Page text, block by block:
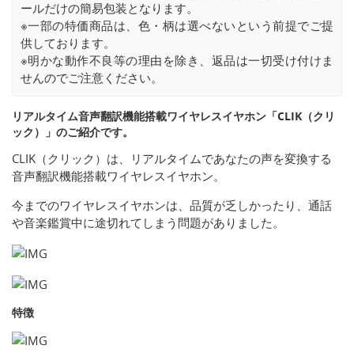
ールだけの簡易包装となります。
※一部の特価商品は、色・柄は選べないという前提でご提
供しております。
※明かな動作不良等の理由を除き、返品は一切受け付けま
せんのでご注意ください。
リアルタイム音声翻訳機能搭載ワイヤレスイヤホン「CLIK（クリ
ック）」のご紹介です。
CLIK（クリック）は、リアルタイムであなたの声を変換する
音声翻訳機能搭載ワイヤレスイヤホン。
今までのワイヤレスイヤホンは、品質が乏しかったり、通話
や音楽鑑賞中に途切れてしまう問題がありました。
特徴